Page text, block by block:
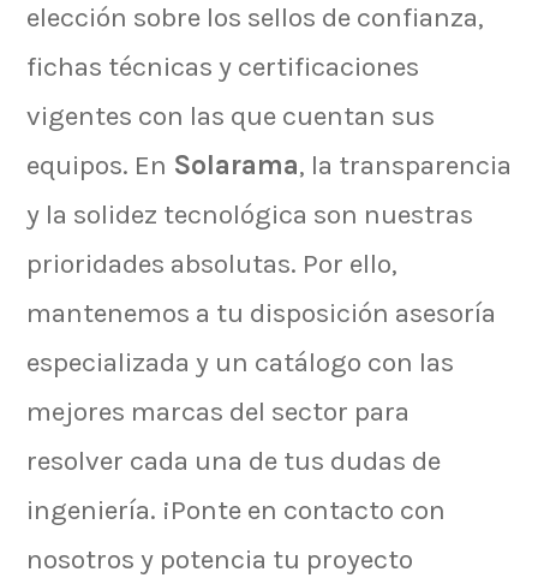
elección sobre los sellos de confianza,
fichas técnicas y certificaciones
vigentes con las que cuentan sus
equipos. En Solarama, la transparencia
y la solidez tecnológica son nuestras
prioridades absolutas. Por ello,
mantenemos a tu disposición asesoría
especializada y un catálogo con las
mejores marcas del sector para
resolver cada una de tus dudas de
ingeniería. ¡Ponte en contacto con
nosotros y potencia tu proyecto